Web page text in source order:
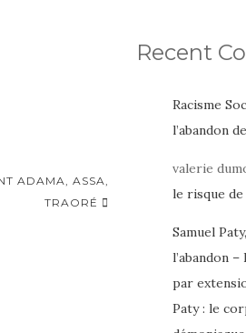
ADAMA, ASSA,
TRAORÉ
Recent
Racisme
l’abandon
valerie
le risque de
Samuel
l’abandon
par
Paty : le